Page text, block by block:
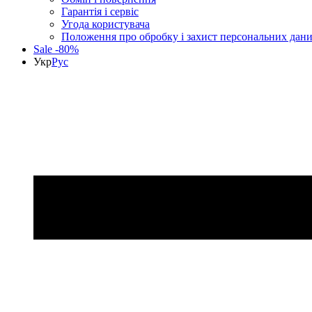
Гарантія і сервіс
Угода користувача
Положення про обробку і захист персональних
Sale -80%
УкрРус